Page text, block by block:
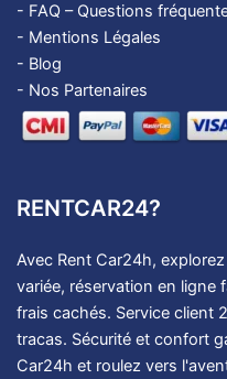
- FAQ – Questions
- Mentions Légales
- Blog
- Nos Partenaires
RENTCAR24?
Avec Rent Car24h,
variée, réservation en ligne
frais cachés. Service client
tracas. Sécurité et confort
Car24h et roulez vers